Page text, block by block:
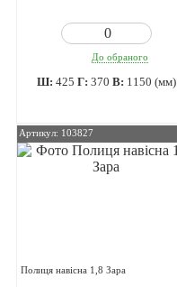
До обраного
Ш: 425 Г: 370 В: 1150 (мм)
Артикул: 103827
Полиця навісна 1,8 Зара